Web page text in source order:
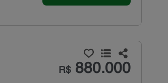
R$880.000